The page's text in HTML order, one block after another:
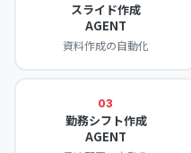
スライド作成
AGENT
資料作成の自動化
03
勤務シフト作成
AGENT